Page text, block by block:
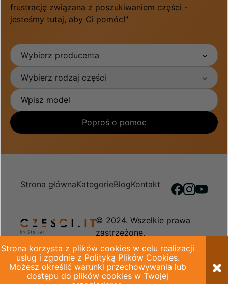
Strona korzysta z plików cookies w celu realizacji
usług i zgodnie z Polityką Plików Cookies.
Możesz określić warunki przechowywania lub
dostępu do plików cookies w Twojej
frustrację związana z poszukiwaniem części -
jesteśmy tutaj, aby Ci pomóc!"
Wybierz producenta
Wybierz rodzaj części
Poproś o pomoc
Strona głównaKategorieBlogKontakt
© 2024. Wszelkie prawa
zastrzeżone.
Regulamin sklepuPolityka prywatności